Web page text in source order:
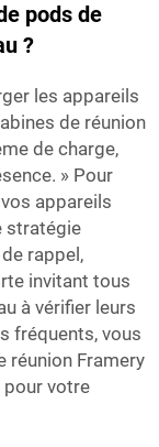
pods de
?
les appareils
de réunion
de charge,
» Pour
appareils
stratégie
rappel,
invitant tous
à vérifier leurs
fréquents, vous
réunion Framery
votre